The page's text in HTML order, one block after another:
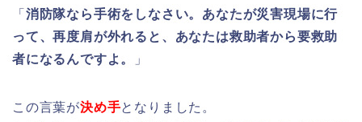
「 消防隊なら手術をしなさい。あなたが災害現場に行
って、再度肩が外れると、あなたは救助者から要救助
者になるんですよ。
」
この言葉が決め手となりました。